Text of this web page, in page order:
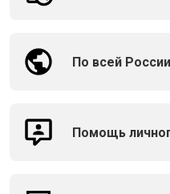
По всей
Помощь